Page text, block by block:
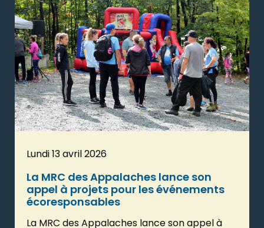
Lundi 13 avril 2026
La MRC des Appalaches lance son
appel à projets pour les événements
écoresponsables
La MRC des Appalaches lance son appel à